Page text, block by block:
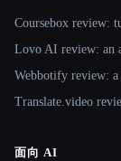
Coursebox review:
Lovo AI review: an
Webbotify review: a
Translate.video
面向 AI